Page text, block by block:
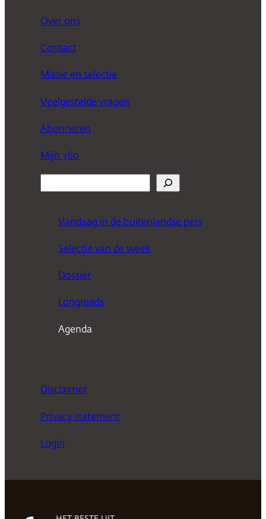
Over ons
Contact
Missie en selectie
Veelgestelde vragen
Abonneren
Mijn 360
Vandaag in de buitenlandse pers
Selectie van de week
Dossier
Longreads
Agenda
Disclaimer
Privacy statement
Login